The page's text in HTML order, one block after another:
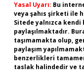
Yasal Uyarı: Bu
veya şahıs şirketi ile
Sitede yalnızca kendi
paylaşılmaktadır.
taşımamakta olup,
paylaşım
benzerlikleri
taslak halindedir ve